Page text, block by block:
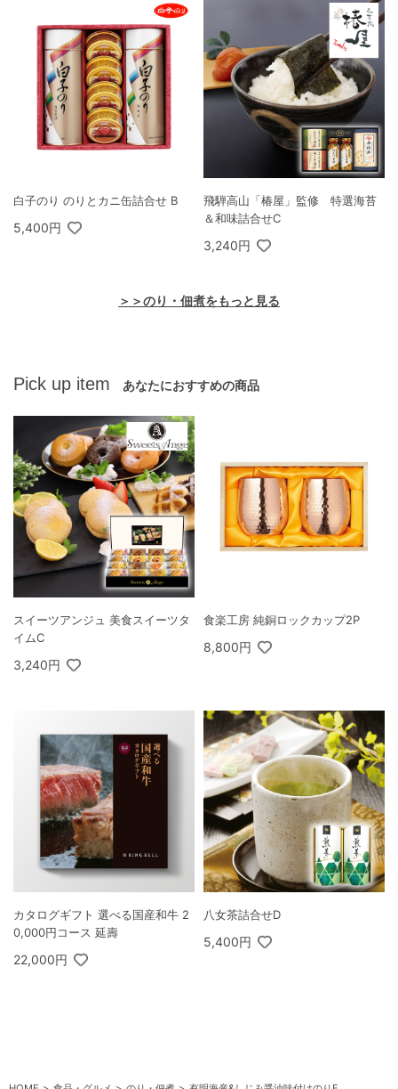
白子のり のりとカニ缶詰合せ B
5,400円
飛騨高山「椿屋」監修 特選海苔
＆和味詰合せC
3,240円
＞＞のり・佃煮をもっと見る
Pick up item あなたにおすすめの商品
スイーツアンジュ 美食スイーツタ
イムC
3,240円
食楽工房 純銅ロックカップ2P
8,800円
カタログギフト 選べる国産和牛 2
0,000円コース 延壽
22,000円
八女茶詰合せD
5,400円